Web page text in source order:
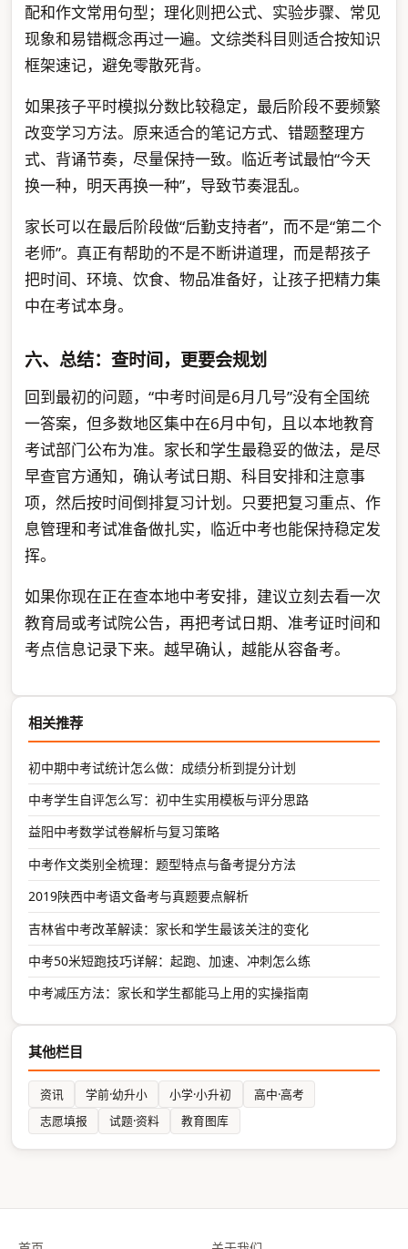
配和作文常用句型；理化则把公式、实验步骤、常见
现象和易错概念再过一遍。文综类科目则适合按知识
框架速记，避免零散死背。
如果孩子平时模拟分数比较稳定，最后阶段不要频繁
改变学习方法。原来适合的笔记方式、错题整理方
式、背诵节奏，尽量保持一致。临近考试最怕“今天
换一种，明天再换一种”，导致节奏混乱。
家长可以在最后阶段做“后勤支持者”，而不是“第二个
老师”。真正有帮助的不是不断讲道理，而是帮孩子
把时间、环境、饮食、物品准备好，让孩子把精力集
中在考试本身。
六、总结：查时间，更要会规划
回到最初的问题，“中考时间是6月几号”没有全国统
一答案，但多数地区集中在6月中旬，且以本地教育
考试部门公布为准。家长和学生最稳妥的做法，是尽
早查官方通知，确认考试日期、科目安排和注意事
项，然后按时间倒排复习计划。只要把复习重点、作
息管理和考试准备做扎实，临近中考也能保持稳定发
挥。
如果你现在正在查本地中考安排，建议立刻去看一次
教育局或考试院公告，再把考试日期、准考证时间和
考点信息记录下来。越早确认，越能从容备考。
相关推荐
初中期中考试统计怎么做：成绩分析到提分计划
中考学生自评怎么写：初中生实用模板与评分思路
益阳中考数学试卷解析与复习策略
中考作文类别全梳理：题型特点与备考提分方法
2019陕西中考语文备考与真题要点解析
吉林省中考改革解读：家长和学生最该关注的变化
中考50米短跑技巧详解：起跑、加速、冲刺怎么练
中考减压方法：家长和学生都能马上用的实操指南
其他栏目
资讯 学前·幼升小 小学·小升初
高中·高考
志愿填报
试题·资料 教育图库